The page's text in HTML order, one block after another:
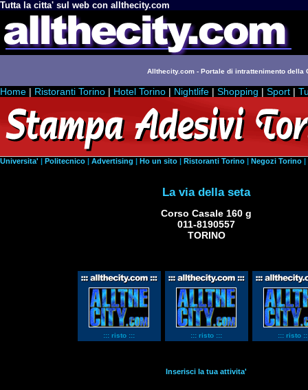
Tutta la citta' sul web con allthecity.com
Allthecity.com - Portale di intrattenimento della
Home | Ristoranti Torino | Hotel Torino | Nightlife | Shopping | Sport |
Universita' | Politecnico | Advertising | Ho un sito | Ristoranti Torino | Negozi Torino |
La via della seta
Corso Casale 160 g
011-8190557
TORINO
::: risto ::: ::: risto ::: ::: risto
Inserisci la tua attivita'